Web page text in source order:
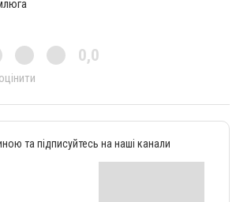
0,0
та підписуйтесь на наші канали